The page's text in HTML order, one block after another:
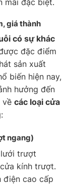
giá thành
có sự khác
đặc điểm
sản xuất
biến hiện nay,
hưởng đến
về các loại cửa
ngang)
trượt
kính trượt.
điện cao cấp